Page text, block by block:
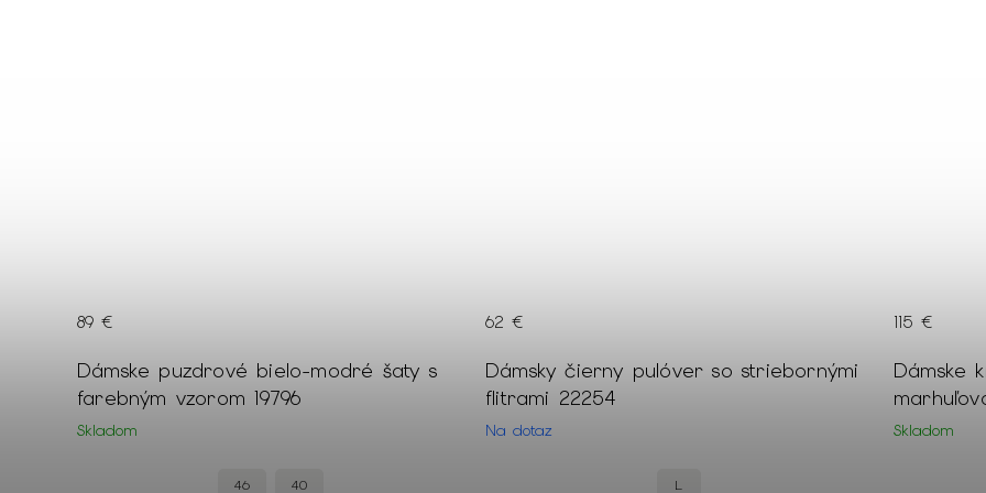
Dámske puzdrové bielo-modré šaty s
farebným vzorom 19796
Skladom
89 €
46 40
Dámsky čierny pulóver so striebornými
flitrami 22254
Na dotaz
62 €
L
Dámske
Skladom
115 €